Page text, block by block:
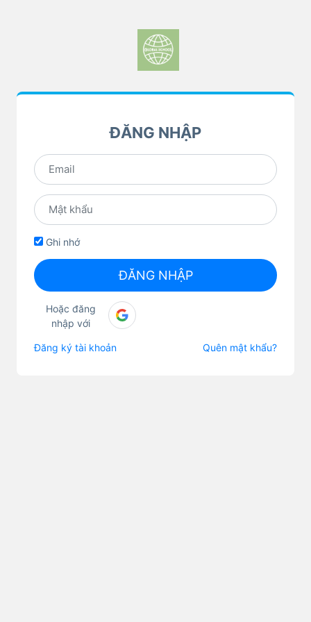
ĐĂNG NHẬP
Ghi nhớ
ĐĂNG NHẬP
Hoặc đăng
nhập với
Đăng ký tài khoản Quên mật khẩu?